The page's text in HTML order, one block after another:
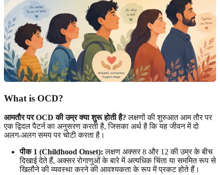
What is OCD?
आमतौर पर OCD की उम्र क्या शुरू होती है? लक्षणों की शुरुआत आम तौर पर
एक द्विदल पैटर्न का अनुसरण करती है, जिसका अर्थ है कि यह जीवन में दो
अलग-अलग समय पर चोटी करता है।
पीक 1 (Childhood Onset): लक्षण अक्सर 8 और 12 की उम्र के बीच
दिखाई देते हैं, अक्सर रोगाणुओं के बारे में अत्यधिक चिंता या सममित रूप से
खिलौने की व्यवस्था करने की आवश्यकता के रूप में प्रकट होते हैं।